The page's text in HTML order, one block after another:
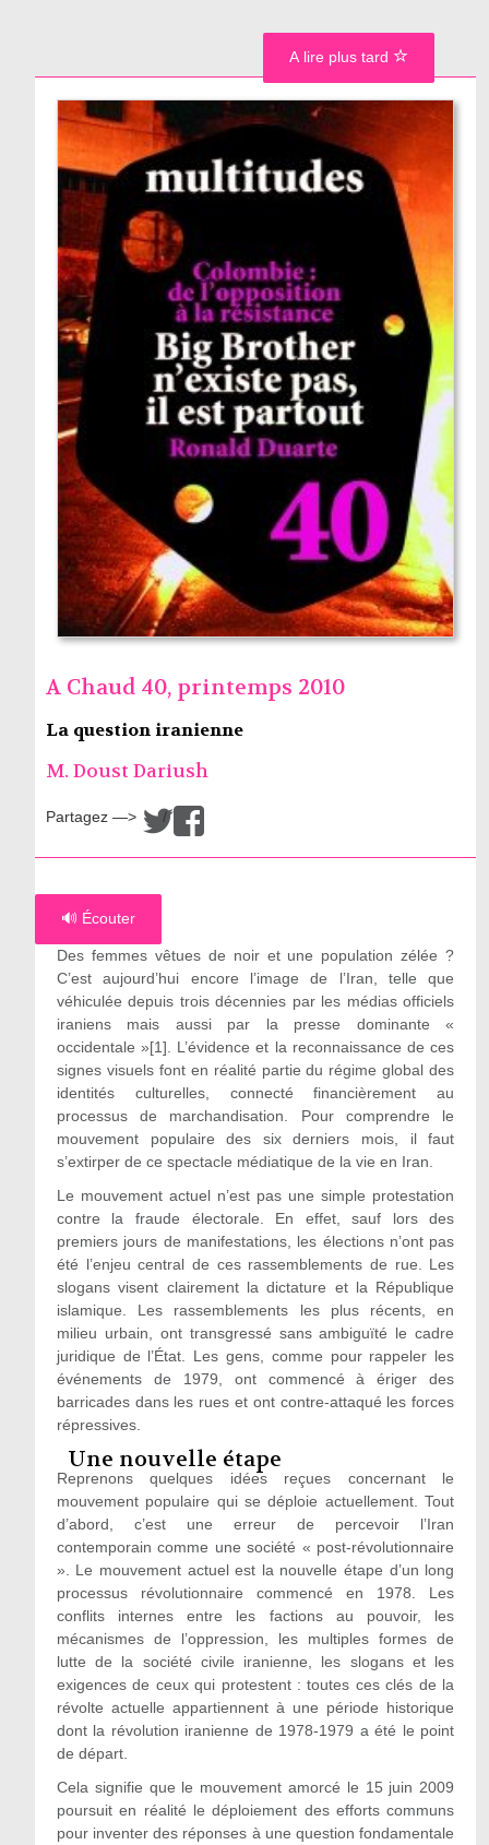
A Chaud 40, printemps 2010
La question iranienne
M. Doust Dariush
Partagez —> /
🔊 Écouter
Des femmes vêtues de noir et une population zélée ?
C’est aujourd’hui encore l’image de l’Iran, telle que
véhiculée depuis trois décennies par les médias officiels
iraniens mais aussi par la presse dominante «
occidentale »[1]. L’évidence et la reconnaissance de ces
signes visuels font en réalité partie du régime global des
identités culturelles, connecté financièrement au
processus de marchandisation. Pour comprendre le
mouvement populaire des six derniers mois, il faut
s’extirper de ce spectacle médiatique de la vie en Iran.
Le mouvement actuel n’est pas une simple protestation
contre la fraude électorale. En effet, sauf lors des
premiers jours de manifestations, les élections n’ont pas
été l’enjeu central de ces rassemblements de rue. Les
slogans visent clairement la dictature et la République
islamique. Les rassemblements les plus récents, en
milieu urbain, ont transgressé sans ambiguïté le cadre
juridique de l’État. Les gens, comme pour rappeler les
événements de 1979, ont commencé à ériger des
barricades dans les rues et ont contre-attaqué les forces
répressives.
Une nouvelle étape
Reprenons quelques idées reçues concernant le
mouvement populaire qui se déploie actuellement. Tout
d’abord, c’est une erreur de percevoir l’Iran
contemporain comme une société « post-révolutionnaire
». Le mouvement actuel est la nouvelle étape d’un long
processus révolutionnaire commencé en 1978. Les
conflits internes entre les factions au pouvoir, les
mécanismes de l’oppression, les multiples formes de
lutte de la société civile iranienne, les slogans et les
exigences de ceux qui protestent : toutes ces clés de la
révolte actuelle appartiennent à une période historique
dont la révolution iranienne de 1978-1979 a été le point
de départ.
Cela signifie que le mouvement amorcé le 15 juin 2009
poursuit en réalité le déploiement des efforts communs
pour inventer des réponses à une question fondamentale
A lire plus tard